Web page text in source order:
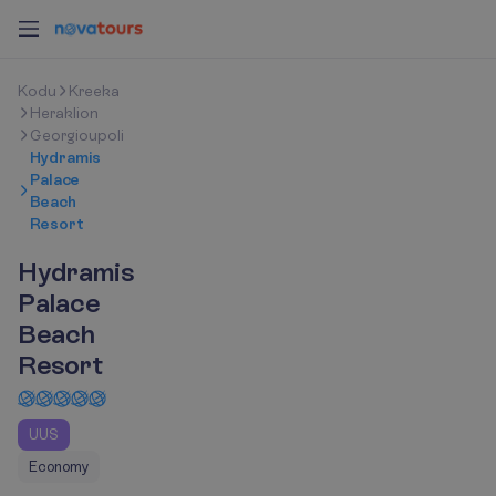
Kodu
Kreeka
Heraklion
Georgioupoli
Hydramis
Palace
Beach
Resort
Hydramis
Palace
Beach
Resort
UUS
Economy